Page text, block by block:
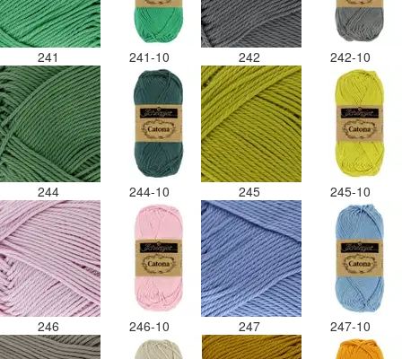
241 241-10 242 242-10
244 244-10 245 245-10
246 246-10 247 247-10